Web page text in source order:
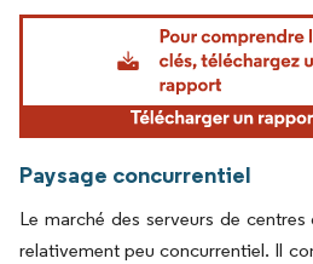
Image © Mordor Intelligence. La réutilisation
Paysage concurrentiel
Le marché des serveurs de
relativement peu concurrentiel. Il